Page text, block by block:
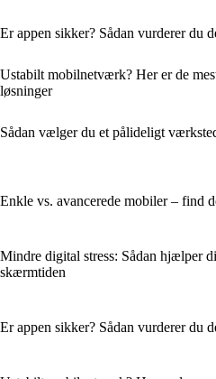
Er appen sikker? Sådan vurderer du
Ustabilt mobilnetværk? Her er de
løsninger
Sådan vælger du et pålideligt
Enkle vs. avancerede mobiler – find
Mindre digital stress: Sådan hjælper
skærmtiden
Er appen sikker? Sådan vurderer du